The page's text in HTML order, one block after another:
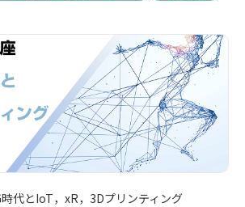
代とIoT，xR，3Dプリンティング